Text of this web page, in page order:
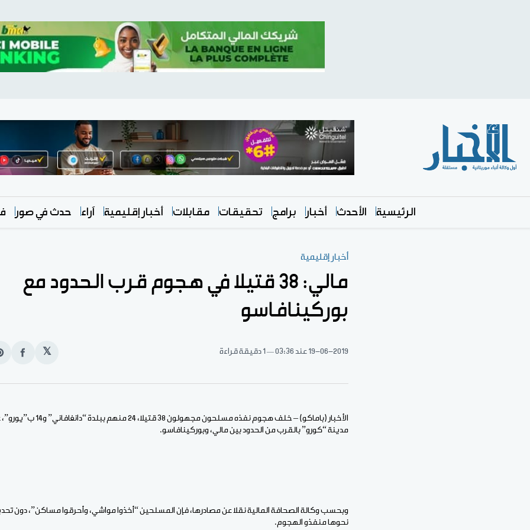
الرئيسية الأحدث أخبار برامج تحقيقات مقابلات أخبار إقليمية آراء حدث في صور
أخبار إقليمية
مالي: 38 قتيلا في هجوم قرب الحدود مع
بوركينافاسو
19-06-2019 عند 03:36 1 دقيقة قراءة 𝕏
انشر
مدينة “كورو” بالقرب من الحدود بين مالي، وبوركينافاسو.
وبحسب وكالة الصحافة المالية نقلا عن مصادرها، فإن المسلحين “أخذوا مواشي، وأحرقوا مساكن”، دون
نحوها منفذو الهجوم.